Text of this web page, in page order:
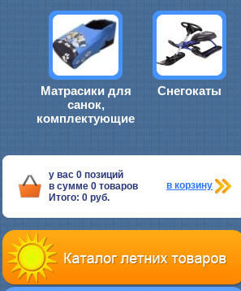
Матрасики для
санок,
комплектующие
Снегокаты
у вас 0 позиций
в сумме 0 товаров
Итого: 0 руб.
в корзину